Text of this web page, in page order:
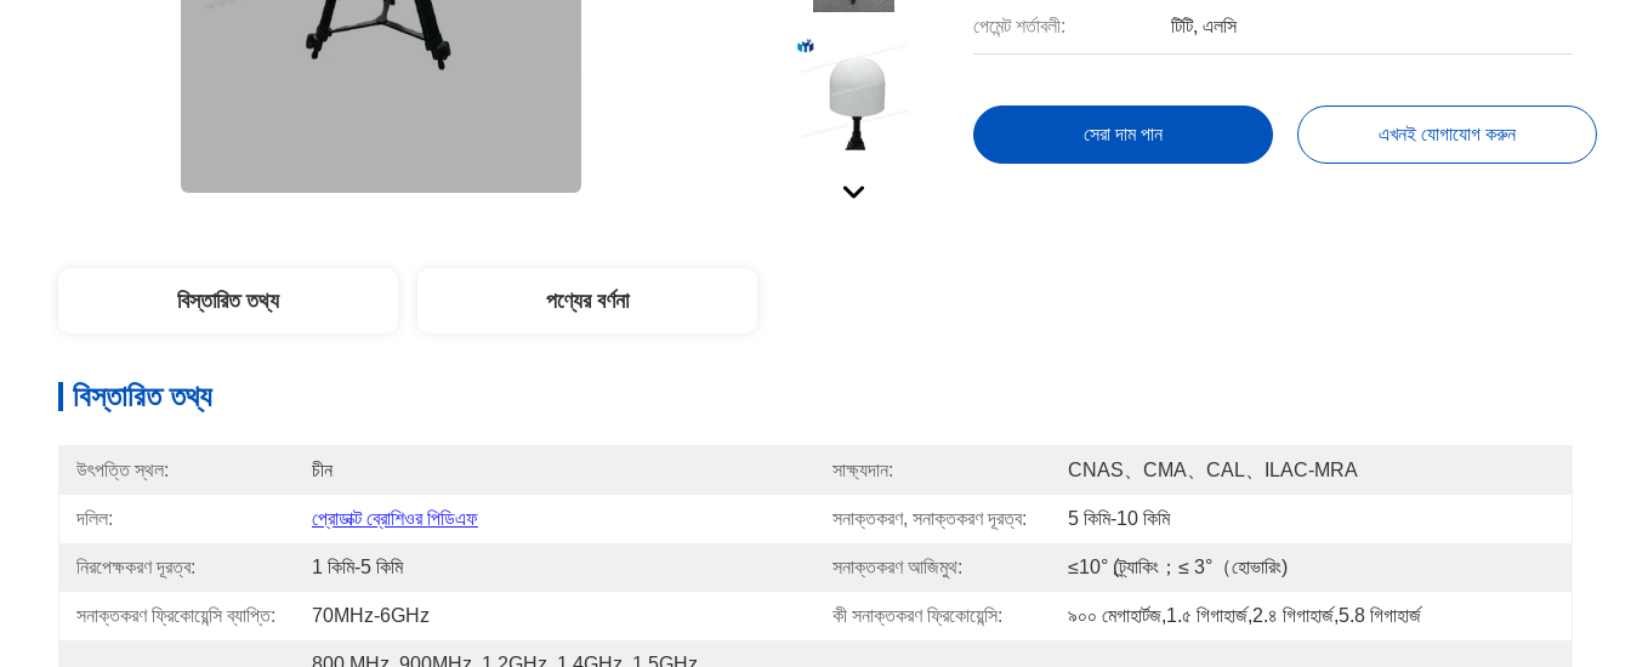
পেমেন্ট শর্তাবলী: টিটি, এলসি
সেরা দাম পান এখনই যোগাযোগ করুন
বিস্তারিত তথ্য পণ্যের বর্ণনা
বিস্তারিত তথ্য
উৎপত্তি স্থল: চীন সাক্ষ্যদান: CNAS、CMA、CAL、ILAC-MRA
দলিল: প্রোডাক্ট ব্রোশিওর পিডিএফ সনাক্তকরণ, সনাক্তকরণ দূরত্ব: 5 কিমি-10 কিমি
নিরপেক্ষকরণ দূরত্ব: 1 কিমি-5 কিমি সনাক্তকরণ আজিমুথ: ≤10° (ট্র্যাকিং；≤ 3°（হোভারিং)
সনাক্তকরণ ফ্রিকোয়েন্সি ব্যাপ্তি: 70MHz-6GHz কী সনাক্তকরণ ফ্রিকোয়েন্সি: ৯০০ মেগাহার্টজ,1.৫ গিগাহার্জ,2.৪ গিগাহার্জ,5.8 গিগাহার্জ